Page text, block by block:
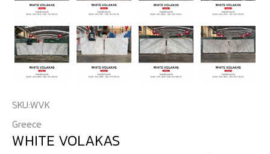
SKU:WVK
Greece
WHITE VOLAKAS